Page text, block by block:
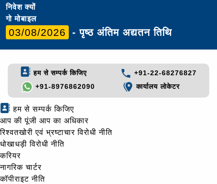
निवेश क्यों
गो मोबाइल
03/08/2026 - पृष्ठ अंतिम अद्यतन तिथि
हम से सम्पर्क किजिए
+91-22-68276827
+91-8976862090
कार्यालय लोकेटर
हम से सम्पर्क किजिए
आप की पूंजी आप का अधिकार
रिश्वतखोरी एवं भ्रष्टाचार विरोधी नीति
धोखाधड़ी विरोधी नीति
करियर
नागरिक चार्टर
कॉपीराइट नीति